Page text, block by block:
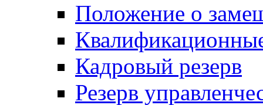
Положение о
Кадровый резерв
Резерв